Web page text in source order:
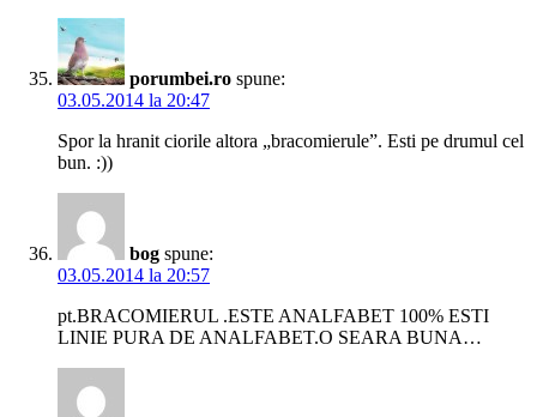
porumbei.ro spune:
03.05.2014 la 20:47
Spor la hranit ciorile altora „bracomierule”. Esti pe drumul cel
bun. :))
bog spune:
03.05.2014 la 20:57
pt.BRACOMIERUL .ESTE ANALFABET 100% ESTI
LINIE PURA DE ANALFABET.O SEARA BUNA…